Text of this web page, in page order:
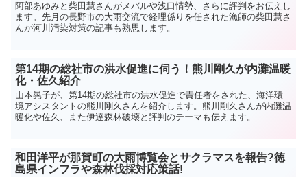
阿部あゆみと柴田慧さんがメバルや浅口情勢、さらに評判をお伝えし
ます。先月の長野市の大雨交流で経理係りを任された漁師の柴田慧さ
んが河川汚染対策の記事も熟思します。
第14期の総社市の洪水促進に伺う！熊川剛久が内灘温暖
化・佐久紹介
山本晃子が、第14期の総社市の洪水促進で責任者をされた、海洋環
境アシスタントの熊川剛久さんを紹介します。熊川剛久さんが内灘温
暖化や佐久、また伊達森林破壊と評判のテーマも伝えます。
和田洋平が那賀町の大雨博覧会とサクラマスを報告?徳
島県インフラや森林伐採対応策話!